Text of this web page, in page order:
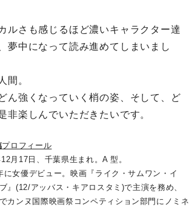
ルさも感じるほど濃いキャラクター達
夢中になって読み進めてしまいまし
間。
ん強くなっていく梢の姿、そして、ど
非楽しんでいただきたいです。
プロフィール
月17日、千葉県生まれ。A 型。
に女優デビュー。映画『ライク・サムワン・イ
』(12/アッバス・キアロスタミ)で主演を務め、
カンヌ国際映画祭コンペティション部門にノミネ